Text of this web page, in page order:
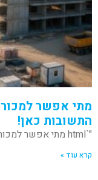
מתי אפשר
התשובות כאן!
"`html מתי אפשר למכור דירה של מחיר למשתכן? שוק הנדל"ן
קרא עוד »